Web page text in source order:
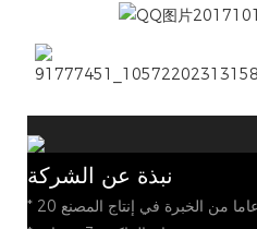
نبذة عن الشركة
* 20 عاما من الخبرة في إنتاج المصنع